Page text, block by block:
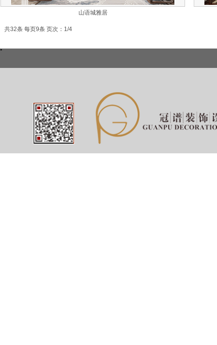
山语城雅居
共32条 每页9条 页次：1/4